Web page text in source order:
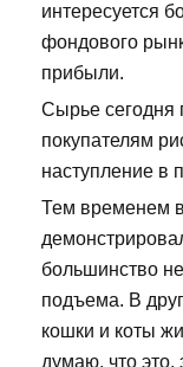
интересуется
фондового
прибыли.
Сырье сегодня
покупателям
наступление в
Тем временем в
большинство
подъема. В
кошки и коты
думаю, что это,